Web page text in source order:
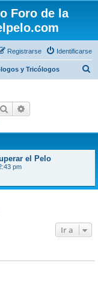
Foro de la
Identificarse
Registrarse
y Tricólogos
Buscar
el Pelo
pm
Ir a